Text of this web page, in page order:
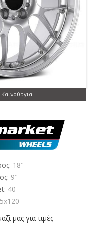
18"
9"
40
5x120
μας για τιμές